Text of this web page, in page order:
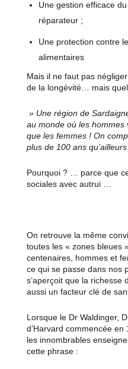
Une gestion efficace
réparateur ;
Une protection contre
alimentaires
Mais il ne faut pas
de la longévité… mais
» Une région de
au monde où les hommes
que les femmes ! On
plus de 100 ans
Pourquoi ? … parce que
sociales avec autrui …
On retrouve la même
toutes les « zones bleues
centenaires, hommes et
ce qui se passe dans nos
s’aperçoit que la richesse
aussi un facteur clé de
Lorsque le Dr Waldinger,
d’Harvard commencée
les innombrables
cette phrase :